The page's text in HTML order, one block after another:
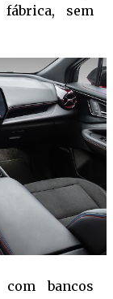
sem
bancos